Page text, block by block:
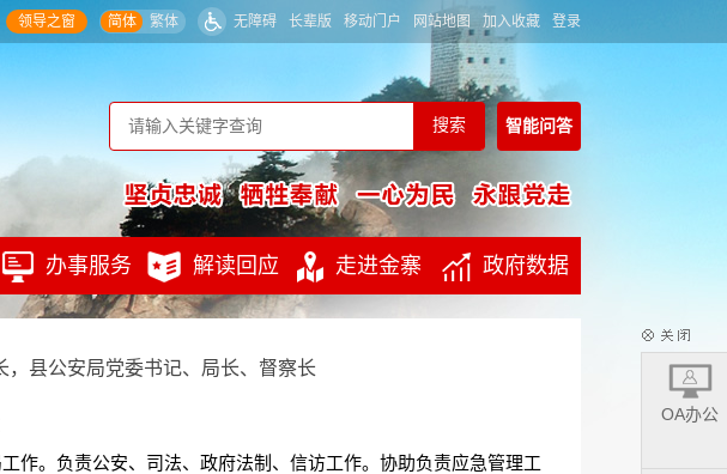
领导之窗 简体 繁体 无障碍 长辈版 移动门户 网站地图 加入收藏 登录
智能问答
办事服务 解读回应 走进金寨 政府数据
，县公安局党委书记、局长、督察长
作。负责公安、司法、政府法制、信访工作。协助负责应急管理工
OA办公